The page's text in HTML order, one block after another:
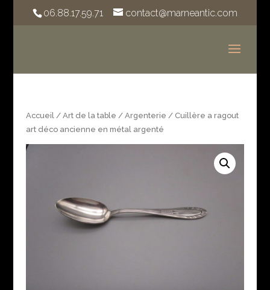
06.88.17.59.71 contact@marneantic.com
Accueil/ Art de la table / Argenterie / Cuillère a ragout
art déco ancienne en métal argenté